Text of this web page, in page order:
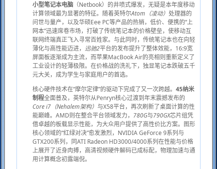
小型笔记本电脑 （Netbook）的井喷式爆发，无疑是本年度移动
计算领域最为显著的特征。随着英特尔Atom（凌动） 处理器的
问世与量产，以及华硕Eee PC等产品的热销，低价、便携的“上
网本”迅速席卷市场，打破了传统笔记本的价格壁垒，使移动互
联网终端真正飞入寻常百姓家。与此同时，传统笔记本也在向轻
薄化与高性能迈进， 迅驰2平台的发布提升了整体效能，16:9宽
屏面板逐渐成为主流，而苹果MacBook Air的亮相则重新定义了
工业设计的轻薄极限。在价格战的洗礼下，独显笔记本跌破五千
元大关，成为学生与家庭用户的首选。
核心硬件技术在“摩尔定律”的驱动下完成了又一次跨越。 45纳米
制程全面普及，英特尔从Penryn核心过渡到年末震撼发布的
Core i7（Nehalem架构） 与X58平台，再次刷新了桌面计算的性
能巅峰。AMD则在整合平台领域发力， 780G与790GX芯片组凭
借卓越的板载显示性能，为大众用户提供了高性价比方案。图形
核心领域的“红绿对决”愈发激烈，NVIDIA GeForce 9系列与
GTX200系列，同ATI Radeon HD3000/4000系列在性能与价格
上展开了近身肉搏，高清视频硬件解码已成标配，物理加速与通
用计算概念初露端倪。